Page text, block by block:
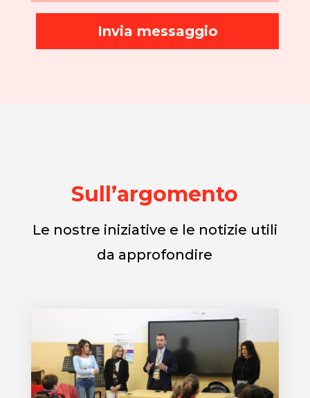
Invia messaggio
Sull’argomento
Le nostre iniziative e le notizie utili
da approfondire